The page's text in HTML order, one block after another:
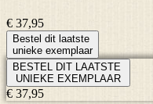
€ 37,95
Bestel dit laatste
unieke exemplaar
BESTEL DIT LAATSTE
UNIEKE EXEMPLAAR
€ 37,95